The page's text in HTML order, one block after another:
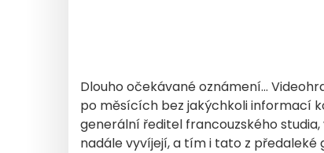
Dlouho očekávané oznámení...
po měsících bez jakýchkoli informací
generální ředitel francouzského
nadále vyvíjejí, a tím i tato z předaleké